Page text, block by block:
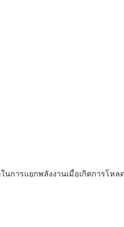
การแยกพลังงานเมื่อเกิดการโหล